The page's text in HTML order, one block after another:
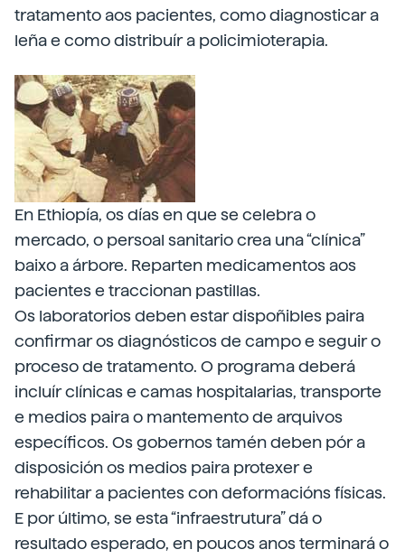
tratamento aos pacientes, como diagnosticar a
leña e como distribuír a policimioterapia.
En Ethiopía, os días en que se celebra o
mercado, o persoal sanitario crea una “clínica”
baixo a árbore. Reparten medicamentos aos
pacientes e traccionan pastillas.
Os laboratorios deben estar dispoñibles paira
confirmar os diagnósticos de campo e seguir o
proceso de tratamento. O programa deberá
incluír clínicas e camas hospitalarias, transporte
e medios paira o mantemento de arquivos
específicos. Os gobernos tamén deben pór a
disposición os medios paira protexer e
rehabilitar a pacientes con deformacións físicas.
E por último, se esta “infraestrutura” dá o
resultado esperado, en poucos anos terminará o